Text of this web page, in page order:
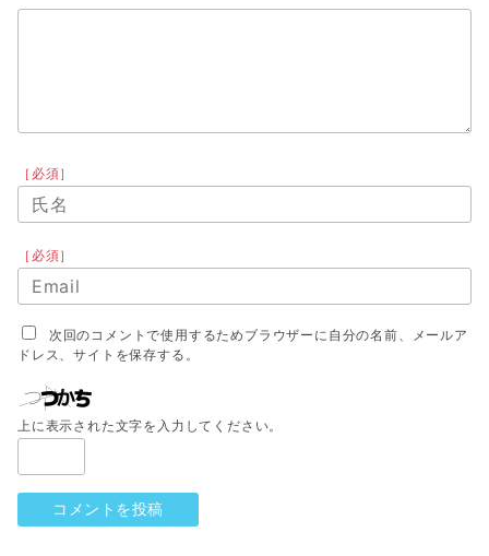
［必須］
［必須］
次回のコメントで使用するためブラウザーに自分の名前、メールア
ドレス、サイトを保存する。
上に表示された文字を入力してください。